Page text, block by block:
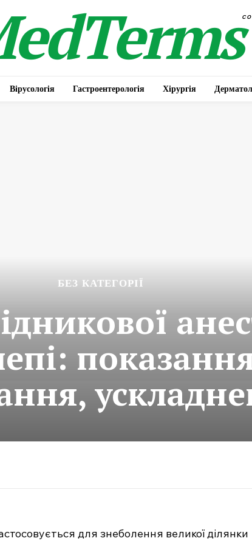
Вірусологія Гастроентерологія Хірургія
БЕЗ КАТЕГОРІЇ
для знеболення великої ділянки